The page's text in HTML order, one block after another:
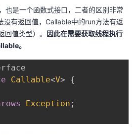
也是一个函数式接口，二者的区别非常
没有返回值，Callable中的run方法有返
回值类型）。 因此在需要获取线程执行
。
Callable<V>
{
Exception ;